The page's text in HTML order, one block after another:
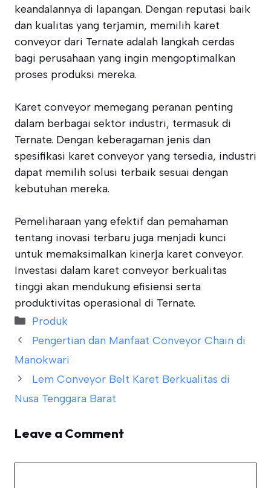
keandalannya di lapangan. Dengan reputasi baik
dan kualitas yang terjamin, memilih karet
conveyor dari Ternate adalah langkah cerdas
bagi perusahaan yang ingin mengoptimalkan
proses produksi mereka.
Karet conveyor memegang peranan penting
dalam berbagai sektor industri, termasuk di
Ternate. Dengan keberagaman jenis dan
spesifikasi karet conveyor yang tersedia, industri
dapat memilih solusi terbaik sesuai dengan
kebutuhan mereka.
Pemeliharaan yang efektif dan pemahaman
tentang inovasi terbaru juga menjadi kunci
untuk memaksimalkan kinerja karet conveyor.
Investasi dalam karet conveyor berkualitas
tinggi akan mendukung efisiensi serta
produktivitas operasional di Ternate.
Categories
Produk
Pengertian dan Manfaat Conveyor Chain di
Manokwari
Lem Conveyor Belt Karet Berkualitas di
Nusa Tenggara Barat
Leave a Comment